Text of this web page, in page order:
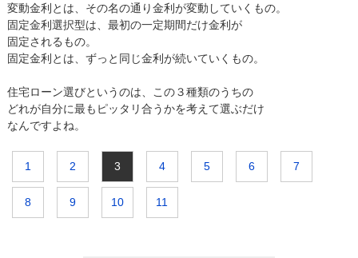
変動金利とは、その名の通り金利が変動していくもの。
固定金利選択型は、最初の一定期間だけ金利が
固定されるもの。
固定金利とは、ずっと同じ金利が続いていくもの。
住宅ローン選びというのは、この３種類のうちの
どれが自分に最もピッタリ合うかを考えて選ぶだけ
なんですよね。
1 2 3 4 5 6 7
8 9 10 11